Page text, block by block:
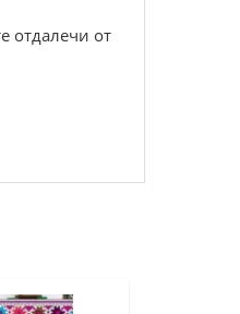
отдалечи от